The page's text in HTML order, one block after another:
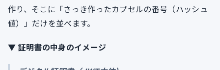
作り、そこに「さっき作ったカプセルの番号（ハッシュ
値）」だけを並べます。
▼ 証明書の中身のイメージ